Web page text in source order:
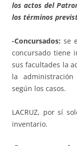
los actos del
los términos
-Concursados: se
concursado tiene
sus facultades la
la
según los casos.
LACRUZ, por sí
inventario.